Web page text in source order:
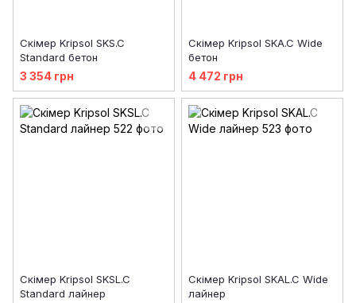
Скімер Kripsol SKS.C
Standard бетон
3 354 грн
Скімер Kripsol SKA.C Wide
бетон
4 472 грн
Скімер Kripsol SKSL.C
Standard лайнер
Скімер Kripsol SKAL.C Wide
лайнер